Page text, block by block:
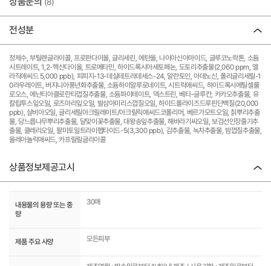
전성분
정제수, 부틸렌글라이콜, 프로판다이올, 글리세린, 에탄올, 나이아신아마이드, 글루코노락톤, 소듐
시트레이트, 1,2-헥산다이올, 트로메타민, 하이드록시아세토페논, 도토리추출물(2,060 ppm, 엘
라직애씨드 5,000 ppb), 피피지-13-데실테트라데세스-24, 알란토인, 아데노신, 폴리글리세릴-1
0라우레이트, 버지니아풍년화추출물, 소듐하이알루로네이트, 시트릭애씨드, 하이드록시에틸셀룰
로오스, 에난티아클로란타껍질추출물, 소듐파이테이트, 덱스트린, 베타-글루칸, 카카오추출물, 유
칼립투스잎오일, 로즈마리잎오일, 발삼아미리스껍질오일, 하이드롤라이즈드루핀단백질(20,000
ppb), 살비아오일, 글리세릴아크릴레이트/아크릴릭애씨드코폴리머, 베르가모트오일, 칡뿌리추출
물, 당느릅나무뿌리추출물, 달맞이꽃추출물, 대왕송잎추출물, 해바라기씨오일, 보검선인장줄기추
출물, 클레리오일, 팔미토일트라이펩타이드-5(3,300 ppb), 감추출물, 녹차추출물, 밤껍질추출물,
올레아놀릭애씨드, 카프릴릴글라이콜
상품정보제공고시
내용물의 용량 또는 중
량
30매
제품 주요 사양 모든피부